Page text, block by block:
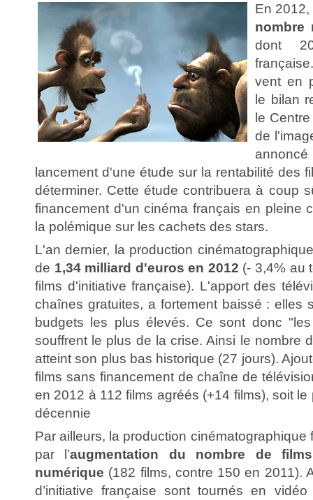
En
nombre
dont
vent en
le bilan
le
de
lancement d'une étude sur la rentabilité des
déterminer. Cette étude contribuera à coup
financement d'un cinéma français en pleine
la polémique sur les cachets des stars.
L'an dernier, la production
de 1,34 milliard d'euros en 2012 (- 3,4% au
films d'initiative française). L'apport des
chaînes gratuites, a fortement baissé : elles
budgets les plus élevés. Ce sont donc
souffrent le plus de la crise. Ainsi le nombre
atteint son plus bas historique (27 jours).
films sans financement de chaîne de
en 2012 à 112 films agréés (+14 films), soit
décennie
Par ailleurs, la production cinématographique
par l’augmentation du nombre de
numérique (182 films, contre 150 en 2011).
d’initiative française sont tournés en